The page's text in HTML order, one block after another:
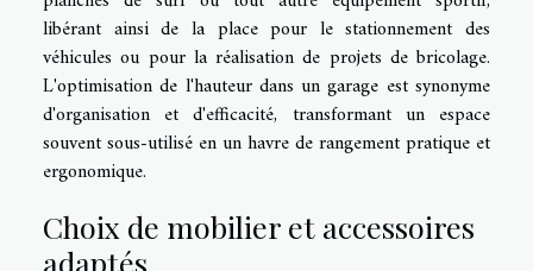
libérant ainsi de la place pour le stationnement des
véhicules ou pour la réalisation de projets de bricolage.
L'optimisation de l'hauteur dans un garage est synonyme
d'organisation et d'efficacité, transformant un espace
souvent sous-utilisé en un havre de rangement pratique et
ergonomique.
Choix de mobilier et accessoires
adaptés